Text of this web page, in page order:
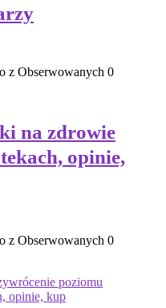
z Obserwowanych 0
na zdrowie
opinie,
z Obserwowanych 0